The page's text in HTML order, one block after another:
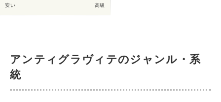
安い 高級
アンティグラヴィテのジャンル・系
統